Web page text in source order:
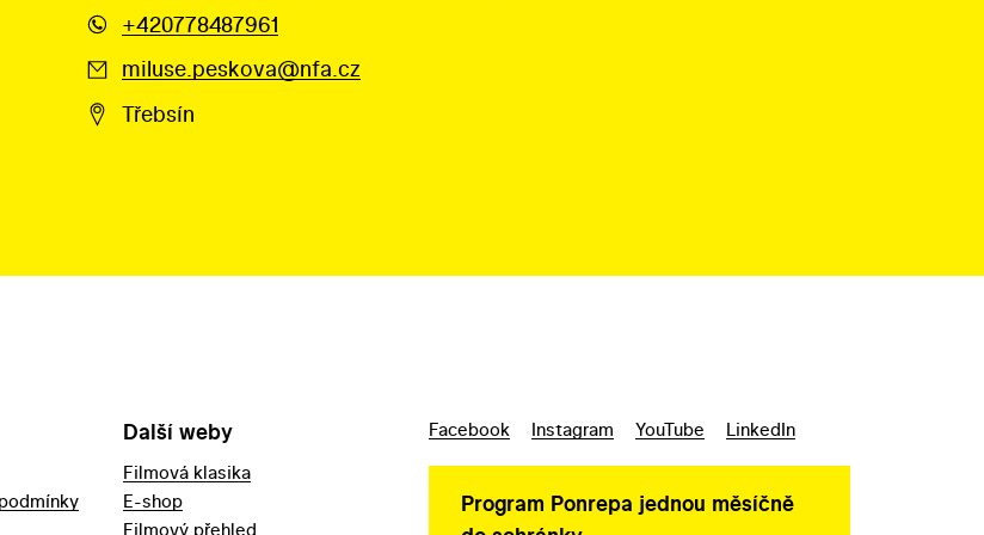
+420778487961
miluse.peskova@nfa.cz
Třebsín
Další weby
Filmová klasika
E-shop
Facebook Instagram YouTube LinkedIn
Program Ponrepa jednou měsíčně